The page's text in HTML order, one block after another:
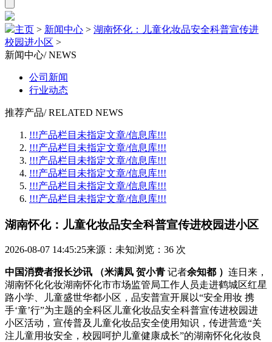
主页 > 新闻中心 > 湖南怀化：儿童化妆品安全科普宣传进
校园进小区 >
新闻中心/ NEWS
公司新闻
行业动态
推荐产品/ RELATED NEWS
!!!产品栏目未指定文章/信息库!!!
!!!产品栏目未指定文章/信息库!!!
!!!产品栏目未指定文章/信息库!!!
!!!产品栏目未指定文章/信息库!!!
!!!产品栏目未指定文章/信息库!!!
!!!产品栏目未指定文章/信息库!!!
湖南怀化：儿童化妆品安全科普宣传进校园进小区
2026-08-07 14:45:25来源：未知浏览：36 次
中国消费者报长沙讯 （米满凤 贺小青 记者余知都 ） 连日来，
湖南怀化化妆湖南怀化市市场监管局工作人员走进鹤城区红星
路小学、儿童盛世华都小区，品安普宣开展以“安全用妆 携
手‘童’行”为主题的全科区儿童化妆品安全科普宣传进校园进
小区活动，宣传普及儿童化妆品安全使用知识，传进营造“关
注儿童用妆安全，校园呵护儿童健康成长”的湖南怀化化妆良